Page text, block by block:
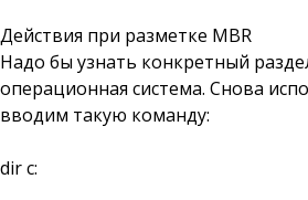
Действия при разметке MBR
Надо бы узнать конкретный
операционная система. Снова
вводим такую команду:
dir c: